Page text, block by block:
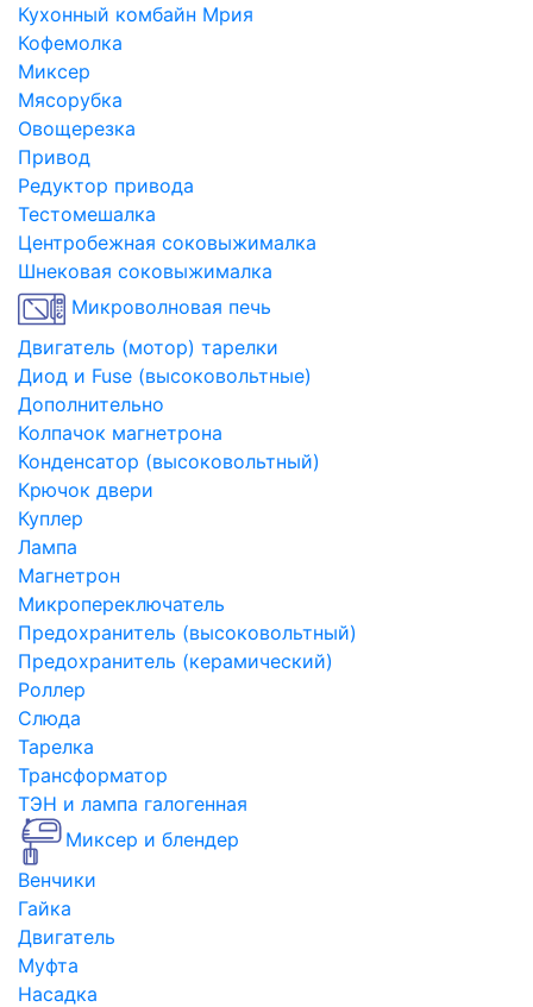
Кухонный комбайн Мрия
Кофемолка
Миксер
Мясорубка
Овощерезка
Привод
Редуктор привода
Тестомешалка
Центробежная соковыжималка
Шнековая соковыжималка
Микроволновая печь
Двигатель (мотор) тарелки
Диод и Fuse (высоковольтные)
Дополнительно
Колпачок магнетрона
Конденсатор (высоковольтный)
Крючок двери
Куплер
Лампа
Магнетрон
Микропереключатель
Предохранитель (высоковольтный)
Предохранитель (керамический)
Роллер
Слюда
Тарелка
Трансформатор
ТЭН и лампа галогенная
Миксер и блендер
Венчики
Гайка
Двигатель
Муфта
Насадка